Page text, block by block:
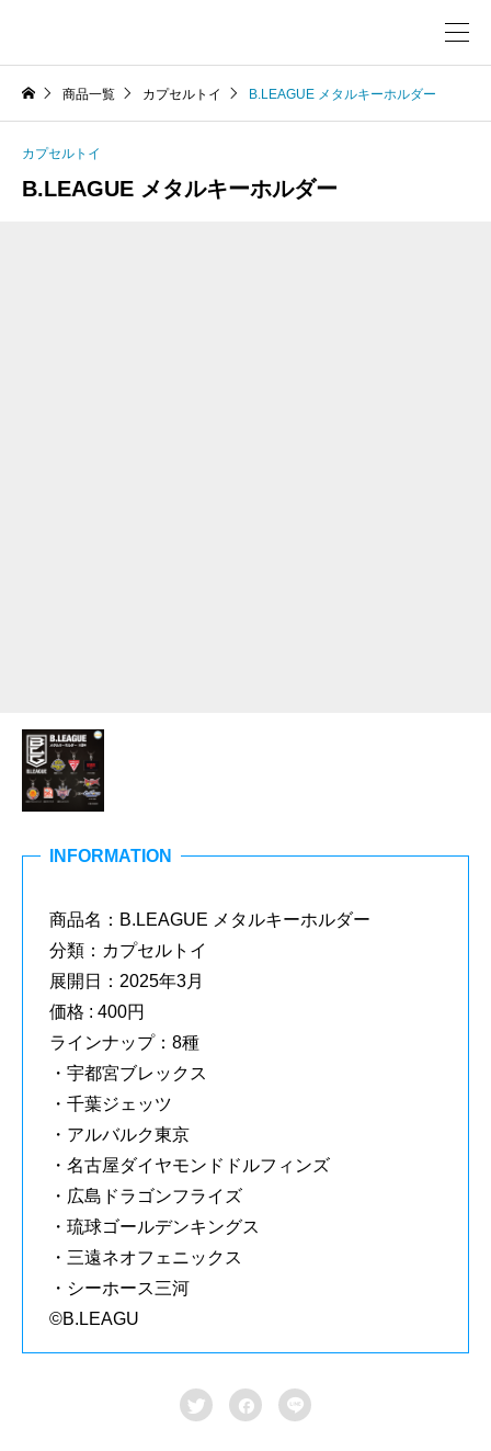
商品一覧 カプセルトイ B.LEAGUE メタルキーホルダー
カプセルトイ
B.LEAGUE メタルキーホルダー
INFORMATION
商品名：B.LEAGUE メタルキーホルダー
分類：カプセルトイ
展開日：2025年3月
価格 : 400円
ラインナップ：8種
・宇都宮ブレックス
・千葉ジェッツ
・アルバルク東京
・名古屋ダイヤモンドドルフィンズ
・広島ドラゴンフライズ
・琉球ゴールデンキングス
・三遠ネオフェニックス
・シーホース三河
©B.LEAGU
  